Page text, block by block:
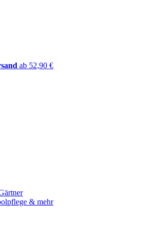
ab 52,90 €
& mehr